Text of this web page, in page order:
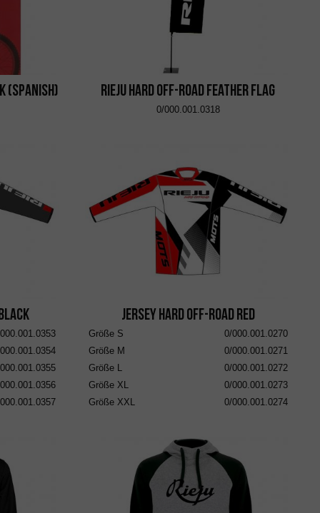
RIEJU Hard Off-Road Feather Flag
0/000.001.0318
Jersey Hard Off-Road Red
Größe S
0/000.001.0270
Größe M
0/000.001.0271
Größe L
0/000.001.0272
Größe XL
0/000.001.0273
Größe XXL 0/000.001.0274